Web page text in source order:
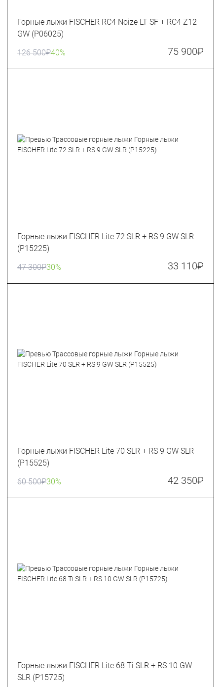
Горные лыжи FISCHER RC4 Noize LT SF + RC4 Z12
GW (P06025)
126 500₽40% 75 900₽
Горные лыжи FISCHER Lite 72 SLR + RS 9 GW SLR
(P15225)
47 300₽30% 33 110₽
Горные лыжи FISCHER Lite 70 SLR + RS 9 GW SLR
(P15525)
60 500₽30% 42 350₽
Горные лыжи FISCHER Lite 68 Ti SLR + RS 10 GW
SLR (P15725)